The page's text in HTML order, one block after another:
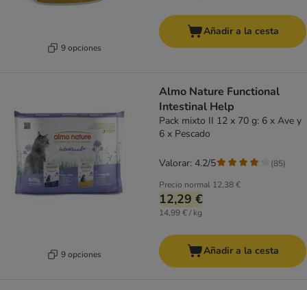
9 opciones
Añadir a la cesta
9 opciones
Almo Nature Functional
Intestinal Help
Pack mixto II 12 x 70 g: 6 x Ave y
6 x Pescado
Precio normal 12,38 €
12,29 €
14,99 € / kg
Valorar: 4.2/5 (85)
Añadir a la cesta